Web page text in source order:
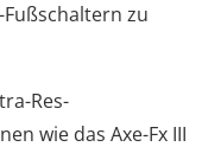
zu
Res-
wie das Axe-Fx III